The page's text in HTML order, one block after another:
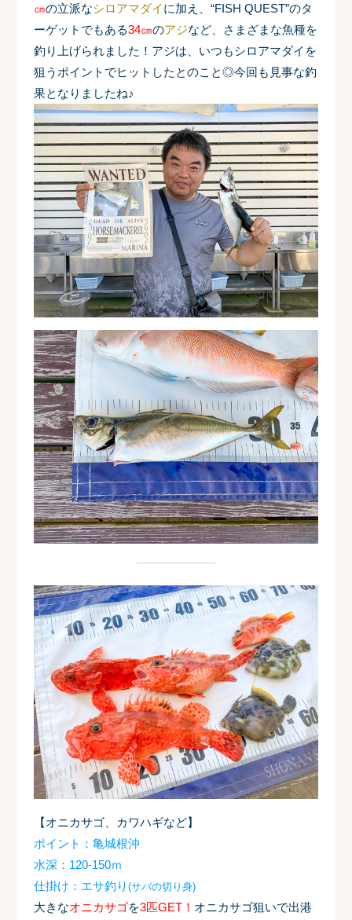
㎝の立派なシロアマダイに加え、“FISH QUEST”のタ
ーゲットでもある34㎝のアジなど、さまざまな魚種を
釣り上げられました ！アジは、いつもシロアマダイを
狙うポイントでヒットしたとのこと◎今回も見事な釣
果となりましたね♪
【オニカサゴ、カワハギなど】
ポイント：亀城根沖
水深：120-150ｍ
仕掛け：エサ釣り (サバの切り身)
大きなオニカサゴを3匹GET！ オニカサゴ狙いで出港